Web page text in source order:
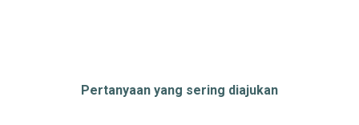
Pertanyaan yang sering diajukan